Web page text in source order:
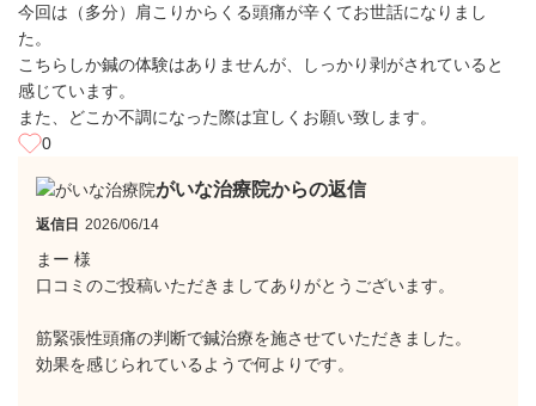
今回は（多分）肩こりからくる頭痛が辛くてお世話になりまし
た。
こちらしか鍼の体験はありませんが、しっかり剥がされていると
感じています。
また、どこか不調になった際は宜しくお願い致します。
0
がいな治療院からの返信
返信日 2026/06/14
まー 様
口コミのご投稿いただきましてありがとうございます。
筋緊張性頭痛の判断で鍼治療を施させていただきました。
効果を感じられているようで何よりです。